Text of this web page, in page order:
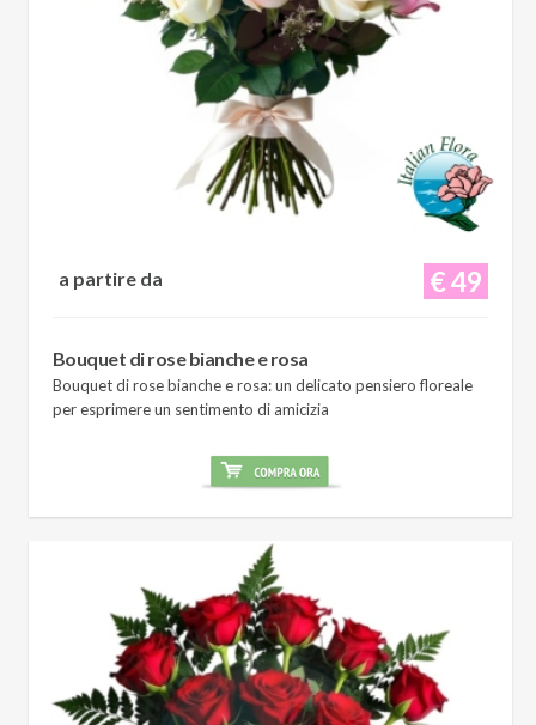
€ 49
a partire da
Bouquet di rose bianche e rosa
Bouquet di rose bianche e rosa: un delicato pensiero floreale
per esprimere un sentimento di amicizia